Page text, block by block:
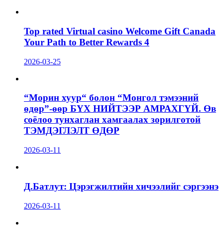
Top rated Virtual casino Welcome Gift Canada
Your Path to Better Rewards 4
2026-03-25
“Морин хуур“ болон “Монгол тэмээний
өдөр”-өөр БҮХ НИЙТЭЭР АМРАХГҮЙ. Өв
соёлоо тунхаглан хамгаалах зорилготой
ТЭМДЭГЛЭЛТ ӨДӨР
2026-03-11
Д.Батлут: Цэрэгжилтийн хичээлийг сэргээнэ
2026-03-11